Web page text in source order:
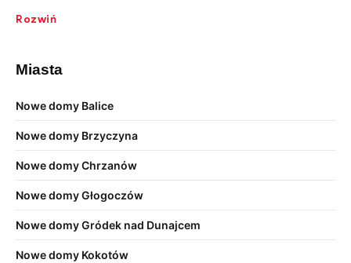
dobrych cenach.
Jak zatem wygląda oferta domów w Niepołomicach? Czy
okazuje się, że nowe segmenty, nowe szeregówki
powstają tu bardzo systematycznie, a osoby, które
poszukują domu będą miały, w czym wybierać. Rynek,
jak na tak małe miasto, jest dość obfity w atrakcyjne
oferty. Domy deweloperskie w tej okolicy nie należą
jednak do najtańszych. Oczywiście ceny są dużo bardziej
Rozwiń
Miasta
Nowe domy Balice
Nowe domy Brzyczyna
Nowe domy Chrzanów
Nowe domy Głogoczów
Nowe domy Gródek nad Dunajcem
Nowe domy Kokotów